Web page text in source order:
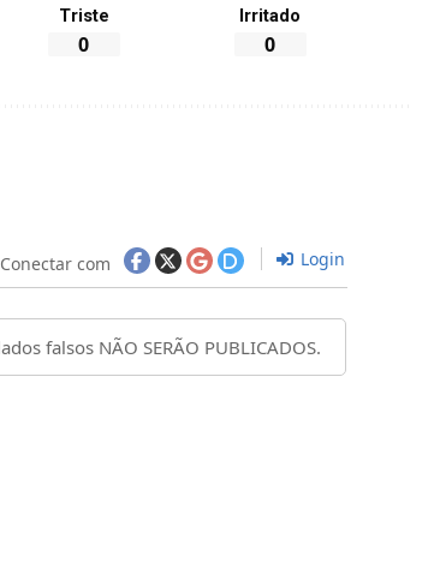
Triste
0
Irritado
0
Conectar com Login